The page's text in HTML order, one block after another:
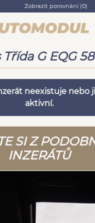
Zobrazit porovnání (0)
G EQG
neexistuje nebo
aktivní.
SI Z
INZERÁTŮ